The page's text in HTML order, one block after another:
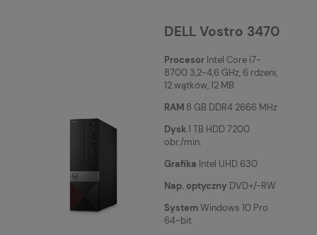
DELL Vostro 3470
Procesor Intel Core i7-
8700 3,2-4,6 GHz, 6 rdzeni,
12 wątków, 12 MB
RAM 8 GB DDR4 2666 MHz
Dysk1 TB HDD 7200
obr./min.
Grafika Intel UHD 630
Nap. optyczny DVD+/-RW
SystemWindows 10 Pro
64-bit